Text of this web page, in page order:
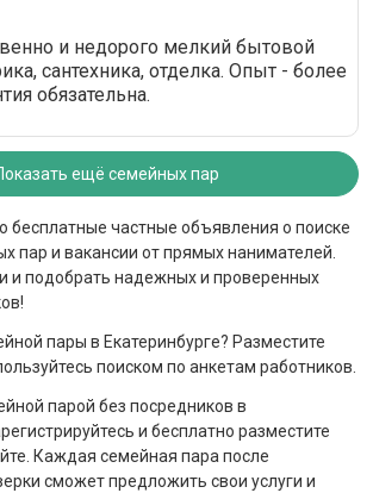
и недорого мелкий бытовой
сантехника, отделка. Опыт - более
обязательна.
ещё семейных пар
бесплатные частные объявления о поиске
пар и вакансии от прямых нанимателей.
и подобрать надежных и проверенных
пары в Екатеринбурге? Разместите
поиском по анкетам работников.
парой без посредников в
и бесплатно разместите
Каждая семейная пара после
сможет предложить свои услуги и